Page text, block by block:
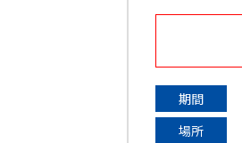
期間
場所